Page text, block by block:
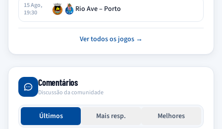
15 Ago,
19:30
Rio Ave – Porto
Ver todos os jogos →
Comentários
Discussão da comunidade
Últimos Mais resp. Melhores